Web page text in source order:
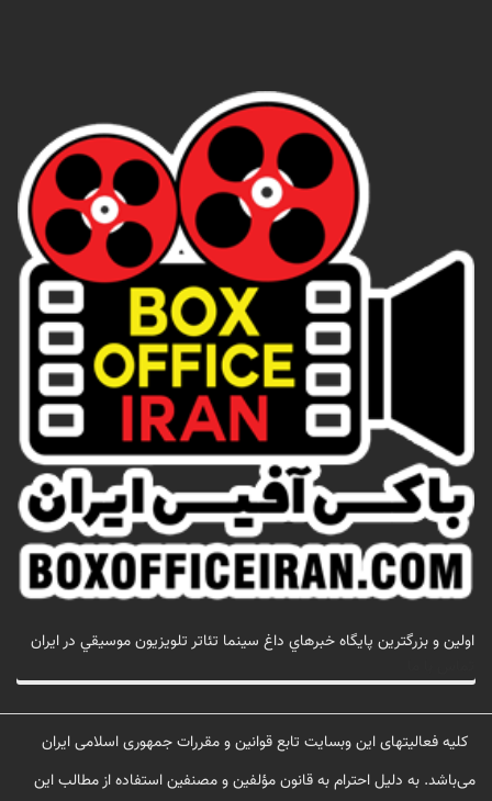
اولين و بزرگترين پايگاه خبرهاي داغ سينما تئاتر تلويزيون موسيقي در ايران
کلیه فعالیتهای این وبسایت تابع قوانین و مقررات جمهوری اسلامی ایران
می‌باشد. به دلیل احترام به قانون مؤلفین و مصنفین استفاده از مطالب این